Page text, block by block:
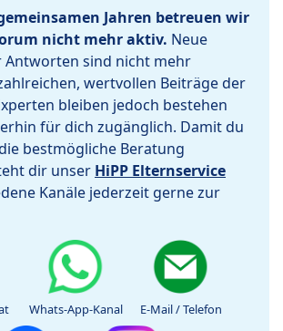
Jahren betreuen wir
nicht mehr aktiv. Neue
Antworten sind nicht mehr
wertvollen Beiträge der
bleiben jedoch bestehen
für dich zugänglich. Damit du
bestmögliche Beratung
dir unser HiPP Elternservice
Kanäle jederzeit gerne zur
Whats-App-Kanal E-Mail / Telefon